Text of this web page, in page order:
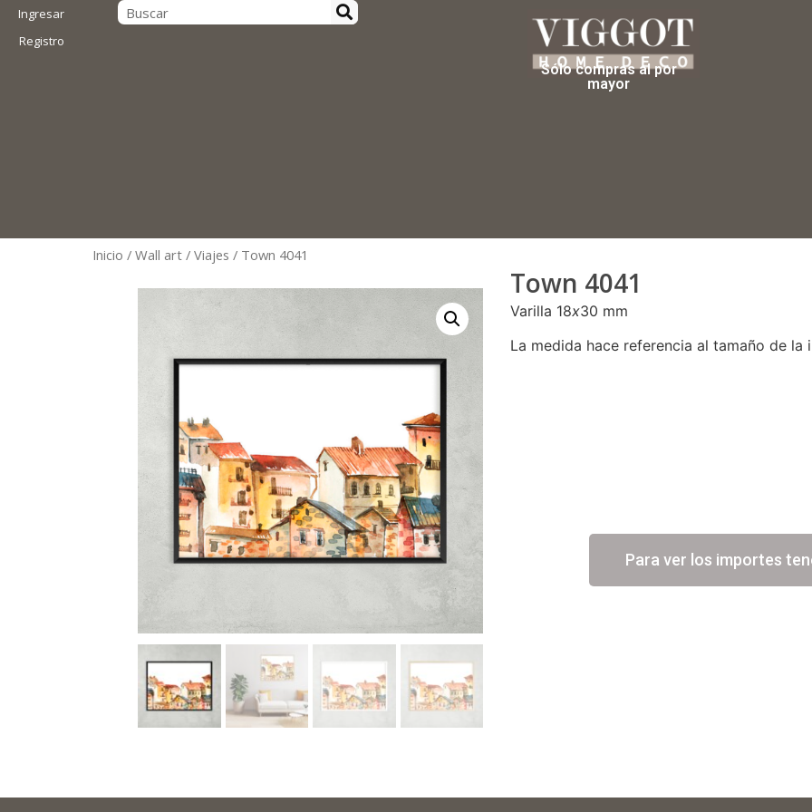
Ingresar
Registro
Sólo compras al por
mayor
Inicio / Wall art / Viajes / Town 4041
Town 4041
Varilla 18x30 mm
La medida hace referencia al tamaño de la
Para ver los importes